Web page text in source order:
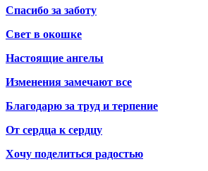
Спасибо за заботу
Свет в окошке
Настоящие ангелы
Изменения замечают все
Благодарю за труд и терпение
От сердца к сердцу
Хочу поделиться радостью